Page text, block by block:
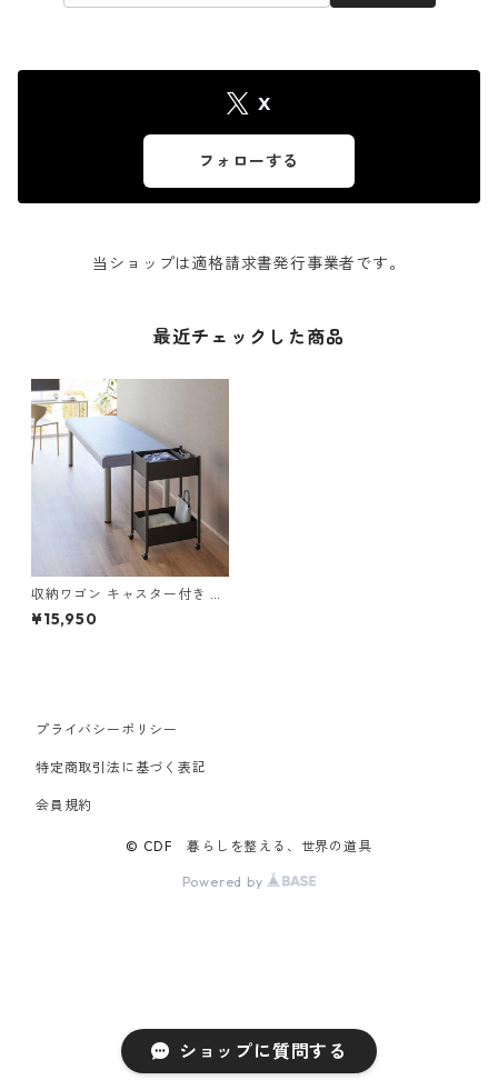
ショップに質問する
X
フォローする
当ショップは適格請求書発行事業者です。
最近チェックした商品
収納ワゴン キャスター付き 山
崎実業 tower タワー 小物トレ
ー付き収納ワゴン 2段 10184
¥15,950
プライバシーポリシー
特定商取引法に基づく表記
会員規約
© CDF 暮らしを整える、世界の道具
Powered by